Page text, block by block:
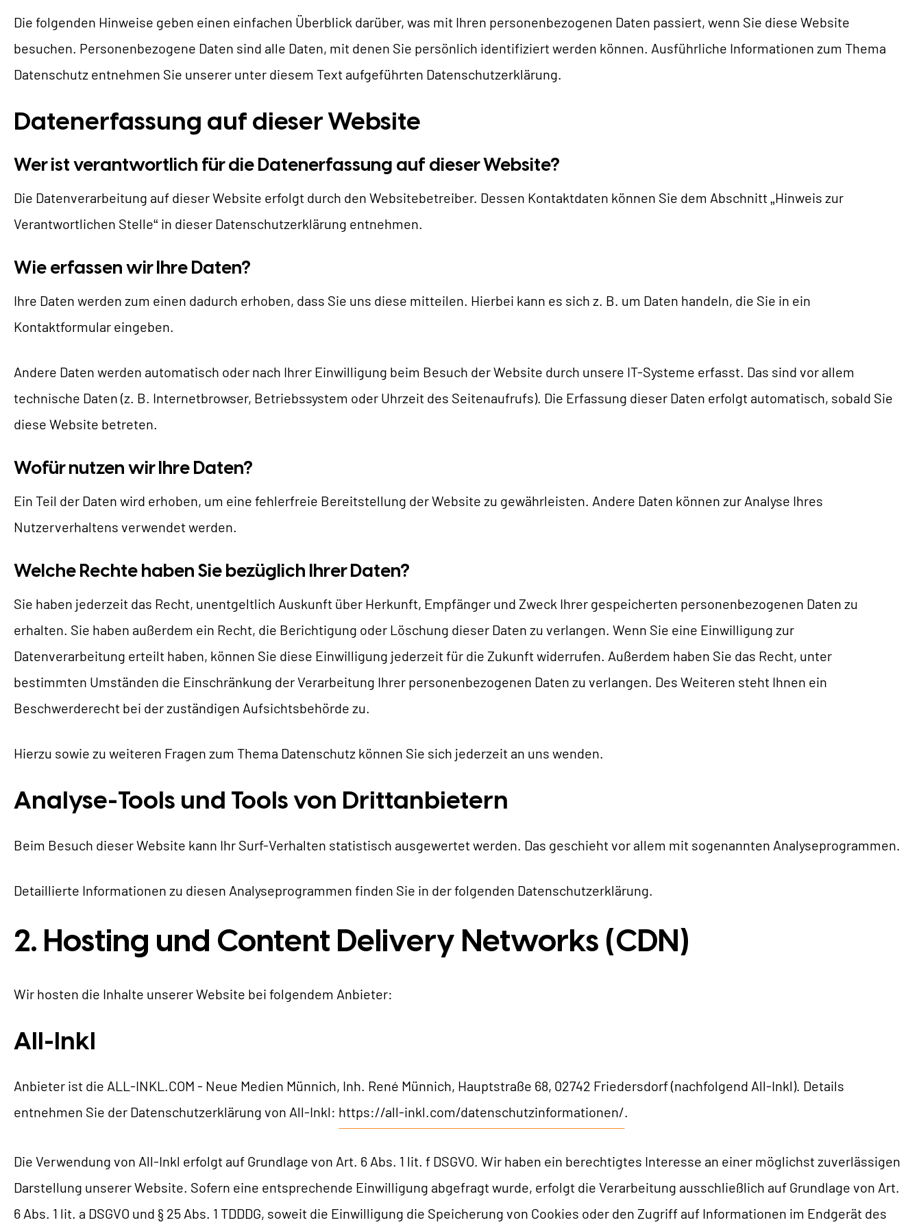
TYPO3 KI
TYPO3 Entwicklung
TYPO3 Upgrade Service
TYPO3 Support & Wartung
TYPO3 Freelancer
REFERENZEN
UNSERE PREISE
WIR SIND NITSAN
Über uns
Zusammenarbeit
T3PLANET
AI Universe
BLOG ANFRAGE GLOSSAR
Die folgenden Hinweise geben einen einfachen Überblick darüber, was mit Ihren personenbezogenen Daten passiert, wenn Sie diese Website
besuchen. Personenbezogene Daten sind alle Daten, mit denen Sie persönlich identifiziert werden können. Ausführliche Informationen zum Thema
Datenschutz entnehmen Sie unserer unter diesem Text aufgeführten Datenschutzerklärung.
Datenerfassung auf dieser Website
Wer ist verantwortlich für die Datenerfassung auf dieser Website?
Die Datenverarbeitung auf dieser Website erfolgt durch den Websitebetreiber. Dessen Kontaktdaten können Sie dem Abschnitt „Hinweis zur
Verantwortlichen Stelle“ in dieser Datenschutzerklärung entnehmen.
Wie erfassen wir Ihre Daten?
Ihre Daten werden zum einen dadurch erhoben, dass Sie uns diese mitteilen. Hierbei kann es sich z. B. um Daten handeln, die Sie in ein
Kontaktformular eingeben.
Andere Daten werden automatisch oder nach Ihrer Einwilligung beim Besuch der Website durch unsere IT-Systeme erfasst. Das sind vor allem
technische Daten (z. B. Internetbrowser, Betriebssystem oder Uhrzeit des Seitenaufrufs). Die Erfassung dieser Daten erfolgt automatisch, sobald Sie
diese Website betreten.
Wofür nutzen wir Ihre Daten?
Ein Teil der Daten wird erhoben, um eine fehlerfreie Bereitstellung der Website zu gewährleisten. Andere Daten können zur Analyse Ihres
Nutzerverhaltens verwendet werden.
Welche Rechte haben Sie bezüglich Ihrer Daten?
Sie haben jederzeit das Recht, unentgeltlich Auskunft über Herkunft, Empfänger und Zweck Ihrer gespeicherten personenbezogenen Daten zu
erhalten. Sie haben außerdem ein Recht, die Berichtigung oder Löschung dieser Daten zu verlangen. Wenn Sie eine Einwilligung zur
Datenverarbeitung erteilt haben, können Sie diese Einwilligung jederzeit für die Zukunft widerrufen. Außerdem haben Sie das Recht, unter
bestimmten Umständen die Einschränkung der Verarbeitung Ihrer personenbezogenen Daten zu verlangen. Des Weiteren steht Ihnen ein
Beschwerderecht bei der zuständigen Aufsichtsbehörde zu.
Hierzu sowie zu weiteren Fragen zum Thema Datenschutz können Sie sich jederzeit an uns wenden.
Analyse-Tools und Tools von Drittanbietern
Beim Besuch dieser Website kann Ihr Surf-Verhalten statistisch ausgewertet werden. Das geschieht vor allem mit sogenannten Analyseprogrammen.
Detaillierte Informationen zu diesen Analyseprogrammen finden Sie in der folgenden Datenschutzerklärung.
2. Hosting und Content Delivery Networks (CDN)
Wir hosten die Inhalte unserer Website bei folgendem Anbieter:
All-Inkl
Anbieter ist die ALL-INKL.COM - Neue Medien Münnich, Inh. René Münnich, Hauptstraße 68, 02742 Friedersdorf (nachfolgend All-Inkl). Details
entnehmen Sie der Datenschutzerklärung von All-Inkl: https://all-inkl.com/datenschutzinformationen/.
Die Verwendung von All-Inkl erfolgt auf Grundlage von Art. 6 Abs. 1 lit. f DSGVO. Wir haben ein berechtigtes Interesse an einer möglichst zuverlässigen
Darstellung unserer Website. Sofern eine entsprechende Einwilligung abgefragt wurde, erfolgt die Verarbeitung ausschließlich auf Grundlage von Art.
6 Abs. 1 lit. a DSGVO und § 25 Abs. 1 TDDDG, soweit die Einwilligung die Speicherung von Cookies oder den Zugriff auf Informationen im Endgerät des